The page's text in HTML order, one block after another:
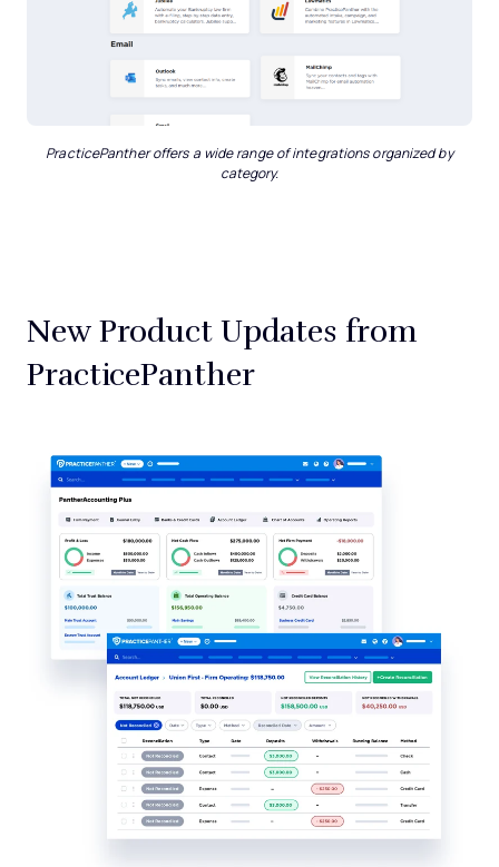
PracticePanther offers a wide range of integrations organized by
category.
New Product Updates from
PracticePanther